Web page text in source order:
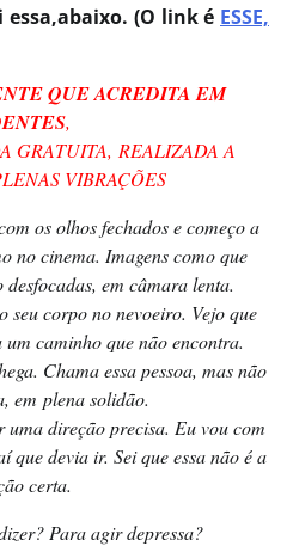
(O link é ESSE,
QUE ACREDITA EM
,
GRATUITA, REALIZADA A
VIBRAÇÕES
os olhos fechados e começo a
no cinema. Imagens como que
em câmara lenta.
seu corpo no nevoeiro. Vejo que
caminho que não encontra.
Chama essa pessoa, mas não
em plena solidão.
uma direção precisa. Eu vou com
que devia ir. Sei que essa não é a
certa.
Para agir depressa?